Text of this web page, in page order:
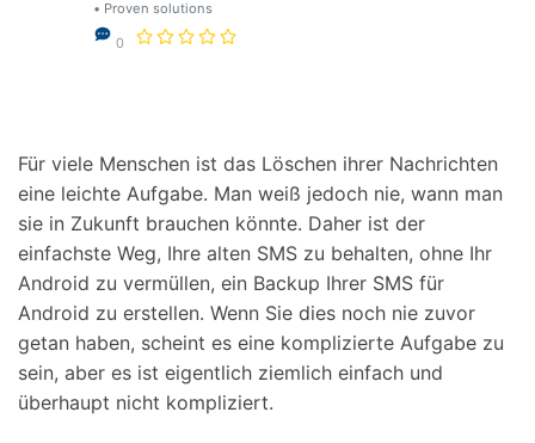
• Proven solutions
0
Für viele Menschen ist das Löschen ihrer Nachrichten
eine leichte Aufgabe. Man weiß jedoch nie, wann man
sie in Zukunft brauchen könnte. Daher ist der
einfachste Weg, Ihre alten SMS zu behalten, ohne Ihr
Android zu vermüllen, ein Backup Ihrer SMS für
Android zu erstellen. Wenn Sie dies noch nie zuvor
getan haben, scheint es eine komplizierte Aufgabe zu
sein, aber es ist eigentlich ziemlich einfach und
überhaupt nicht kompliziert.